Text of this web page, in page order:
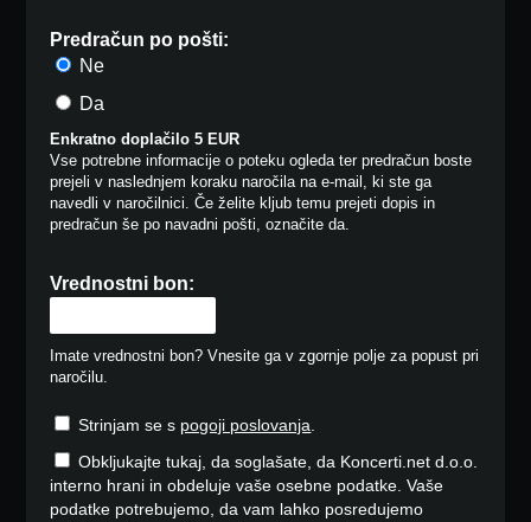
Predračun po pošti:
Ne
Da
Enkratno doplačilo 5 EUR
Vse potrebne informacije o poteku ogleda ter predračun boste
prejeli v naslednjem koraku naročila na e-mail, ki ste ga
navedli v naročilnici. Če želite kljub temu prejeti dopis in
predračun še po navadni pošti, označite da.
Vrednostni bon:
Imate vrednostni bon? Vnesite ga v zgornje polje za popust pri
naročilu.
Strinjam se s pogoji poslovanja.
Obkljukajte tukaj, da soglašate, da Koncerti.net d.o.o.
interno hrani in obdeluje vaše osebne podatke. Vaše
podatke potrebujemo, da vam lahko posredujemo